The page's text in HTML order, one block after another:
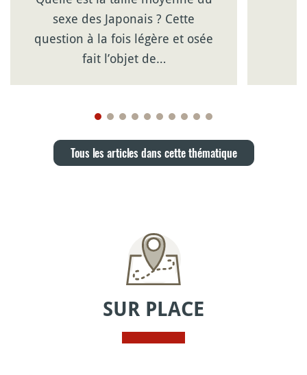
sexe des Japonais ? Cette
question à la fois légère et osée
fait l’objet de…
Tous les articles dans cette thématique
SUR PLACE